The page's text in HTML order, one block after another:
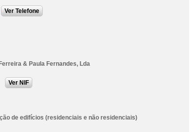
Ver Telefone
& Paula Fernandes, Lda
Ver NIF
de edifícios (residenciais e não residenciais)